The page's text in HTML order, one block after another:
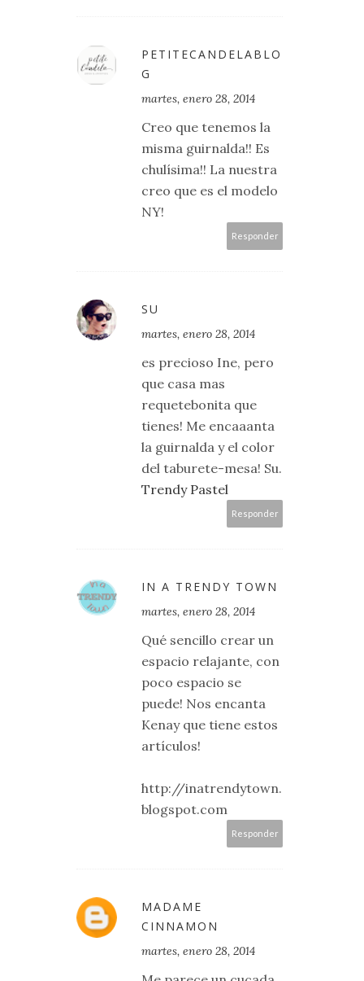
PETITECANDELABLO
G
martes, enero 28, 2014
Creo que tenemos la
misma guirnalda!! Es
chulísima!! La nuestra
creo que es el modelo
NY!
Responder
SU
martes, enero 28, 2014
es precioso Ine, pero
que casa mas
requetebonita que
tienes! Me encaaanta
la guirnalda y el color
del taburete-mesa! Su.
Trendy Pastel
Responder
IN A TRENDY TOWN
martes, enero 28, 2014
Qué sencillo crear un
espacio relajante, con
poco espacio se
puede! Nos encanta
Kenay que tiene estos
artículos!
http://inatrendytown.
blogspot.com
Responder
MADAME
CINNAMON
martes, enero 28, 2014